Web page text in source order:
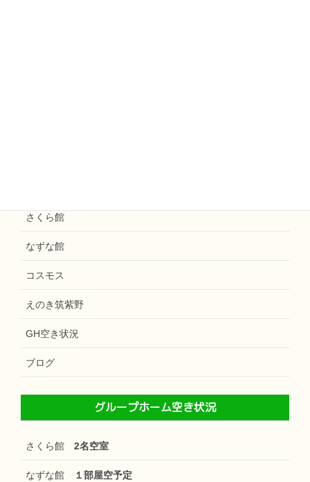
さくら館
なずな館
コスモス
えのき筑紫野
GH空き状況
ブログ
グループホーム空き状況
さくら館 2名空室
なずな館 １部屋空予定